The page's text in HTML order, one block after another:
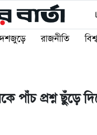
রাজনীতি বিশ্ব
পাঁচ প্রশ্ন ছুঁড়ে